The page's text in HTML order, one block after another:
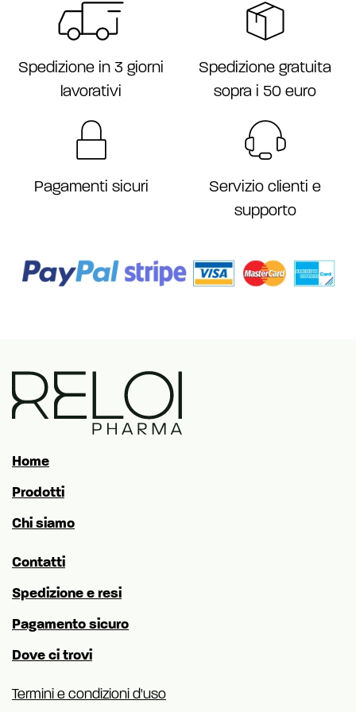
Spedizione in 3 giorni
lavorativi
Spedizione gratuita
sopra i 50 euro
Pagamenti sicuri
Servizio clienti e
supporto
Home
Prodotti
Chi siamo
Contatti
Spedizione e resi
Pagamento sicuro
Dove ci trovi
Termini e condizioni d'uso